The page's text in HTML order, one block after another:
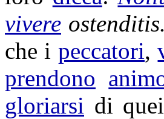
vivere ostenditis.
che i peccatori,
prendono
gloriarsi di quei